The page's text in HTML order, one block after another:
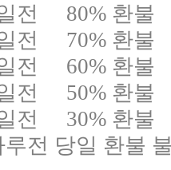
전 80% 환불
전 70% 환불
전 60% 환불
전 50% 환불
전 30% 환불
루전 당일 환불